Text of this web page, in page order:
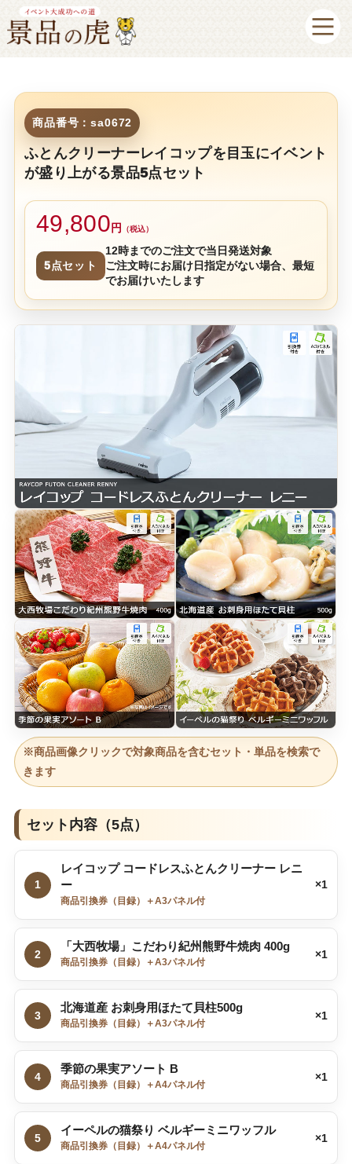
商品番号：sa0672
ふとんクリーナーレイコップを目玉にイベント
が盛り上がる景品5点セット
49,800 円 （税込）
5点セット
12時までのご注文で当日発送対象
ご注文時にお届け日指定がない場合、最短
でお届けいたします
※商品画像クリックで対象商品を含むセット・単品を検索で
きます
セット内容（5点）
1
レイコップ コードレスふとんクリーナー レニ
ー
商品引換券（目録）＋A3パネル付
×1
2
「大西牧場」こだわり紀州熊野牛焼肉 400g
商品引換券（目録）＋A3パネル付
×1
3
北海道産 お刺身用ほたて貝柱500g
商品引換券（目録）＋A3パネル付
×1
4
季節の果実アソート B
商品引換券（目録）＋A4パネル付
×1
5
イーペルの猫祭り ベルギーミニワッフル
商品引換券（目録）＋A4パネル付
×1